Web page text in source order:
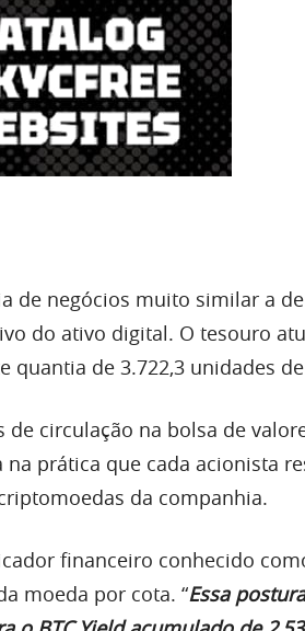
de negócios muito similar a
do ativo digital. O tesouro
quantia de 3.722,3 unidades de
circulação na bolsa de
prática que cada acionista
da companhia.
financeiro conhecido como
moeda por cota. “Essa